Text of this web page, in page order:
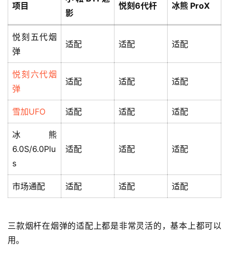
项目
影
悦刻6代杆 冰熊 ProX
悦刻五代烟
弹
适配 适配 适配
悦刻六代烟
弹
适配 适配 适配
雪加UFO 适配 适配 适配
冰熊
6.0S/6.0Plu
s
适配 适配 适配
市场通配 适配 适配 适配
三款烟杆在烟弹的适配上都是非常灵活的，基本上都可以
用。